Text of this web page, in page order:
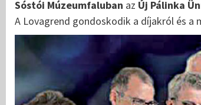
Sóstói Múzeumfaluban az Új Pálinka
A Lovagrend gondoskodik a díjakról és a